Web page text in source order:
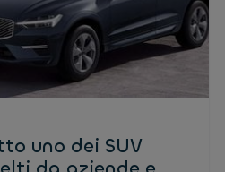
uno dei SUV